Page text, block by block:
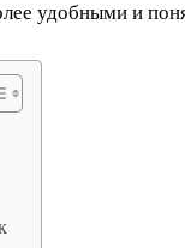
удобными и